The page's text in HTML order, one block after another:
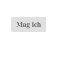
Mag ich